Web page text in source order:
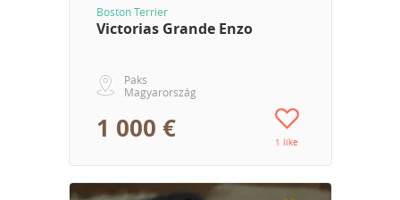
Boston Terrier
Victorias Grande Enzo
Paks
Magyarország
1 000 € 1 like